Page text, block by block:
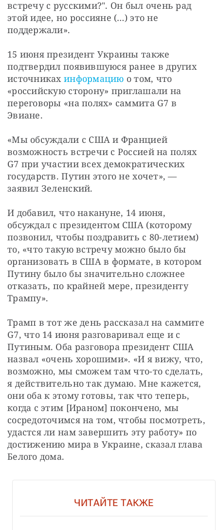
встречу с русскими?". Он был очень рад
этой идее, но россияне (…) это не
поддержали».
15 июня президент Украины также
подтвердил появившуюся ранее в других
источниках информацию о том, что
«российскую сторону» приглашали на
переговоры «на полях» саммита G7 в
Эвиане.
«Мы обсуждали с США и Францией
возможность встречи с Россией на полях
G7 при участии всех демократических
государств. Путин этого не хочет», —
заявил Зеленский.
И добавил, что накануне, 14 июня,
обсуждал с президентом США (которому
позвонил, чтобы поздравить с 80-летием)
то, «что такую встречу можно было бы
организовать в США в формате, в котором
Путину было бы значительно сложнее
отказать, по крайней мере, президенту
Трампу».
Трамп в тот же день рассказал на саммите
G7, что 14 июня разговаривал еще и с
Путиным. Оба разговора президент США
назвал «очень хорошими». «И я вижу, что,
возможно, мы сможем там что-то сделать,
я действительно так думаю. Мне кажется,
они оба к этому готовы, так что теперь,
когда с этим [Ираном] покончено, мы
сосредоточимся на том, чтобы посмотреть,
удастся ли нам завершить эту работу» по
достижению мира в Украине, сказал глава
Белого дома.
ЧИТАЙТЕ ТАКЖЕ